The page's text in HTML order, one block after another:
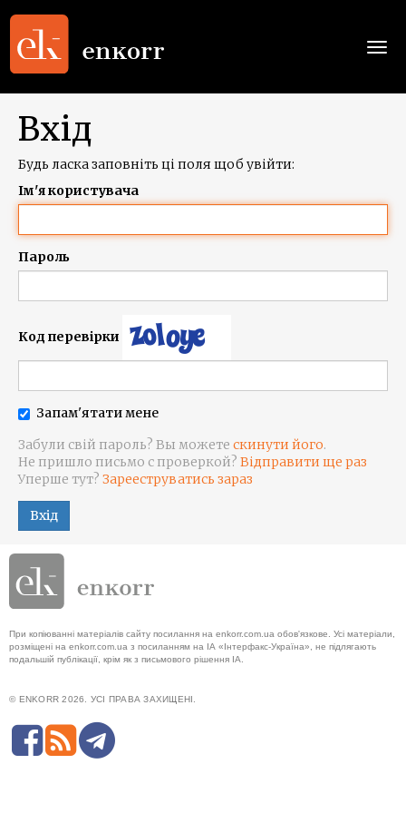
Вхід
Будь ласка заповніть ці поля щоб увійти:
Ім'я користувача
Пароль
Код перевірки
Запам'ятати мене
Забули свій пароль? Вы можете скинути його.
Не пришло письмо с проверкой? Відправити ще раз
Уперше тут? Зарееструватись зараз
Вхід
При копіюванні матеріалів сайту посилання на enkorr.com.ua обов'язкове. Усі матеріали,
розміщені на enkorr.com.ua з посиланням на ІА «Інтерфакс-Україна», не підлягають
подальшій публікації, крім як з письмового рішення ІА.
© ENKORR 2026. УСІ ПРАВА ЗАХИЩЕНІ.